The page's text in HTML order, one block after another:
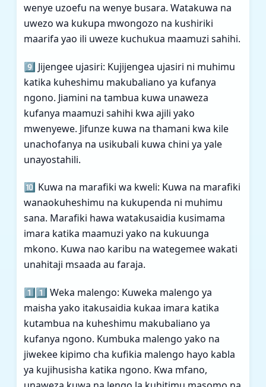
wenye uzoefu na wenye busara. Watakuwa na
uwezo wa kukupa mwongozo na kushiriki
maarifa yao ili uweze kuchukua maamuzi sahihi.
9️⃣ Jijengee ujasiri: Kujijengea ujasiri ni muhimu
katika kuheshimu makubaliano ya kufanya
ngono. Jiamini na tambua kuwa unaweza
kufanya maamuzi sahihi kwa ajili yako
mwenyewe. Jifunze kuwa na thamani kwa kile
unachofanya na usikubali kuwa chini ya yale
unayostahili.
🔟 Kuwa na marafiki wa kweli: Kuwa na marafiki
wanaokuheshimu na kukupenda ni muhimu
sana. Marafiki hawa watakusaidia kusimama
imara katika maamuzi yako na kukuunga
mkono. Kuwa nao karibu na wategemee wakati
unahitaji msaada au faraja.
1️⃣1️⃣ Weka malengo: Kuweka malengo ya
maisha yako itakusaidia kukaa imara katika
kutambua na kuheshimu makubaliano ya
kufanya ngono. Kumbuka malengo yako na
jiwekee kipimo cha kufikia malengo hayo kabla
ya kujihusisha katika ngono. Kwa mfano,